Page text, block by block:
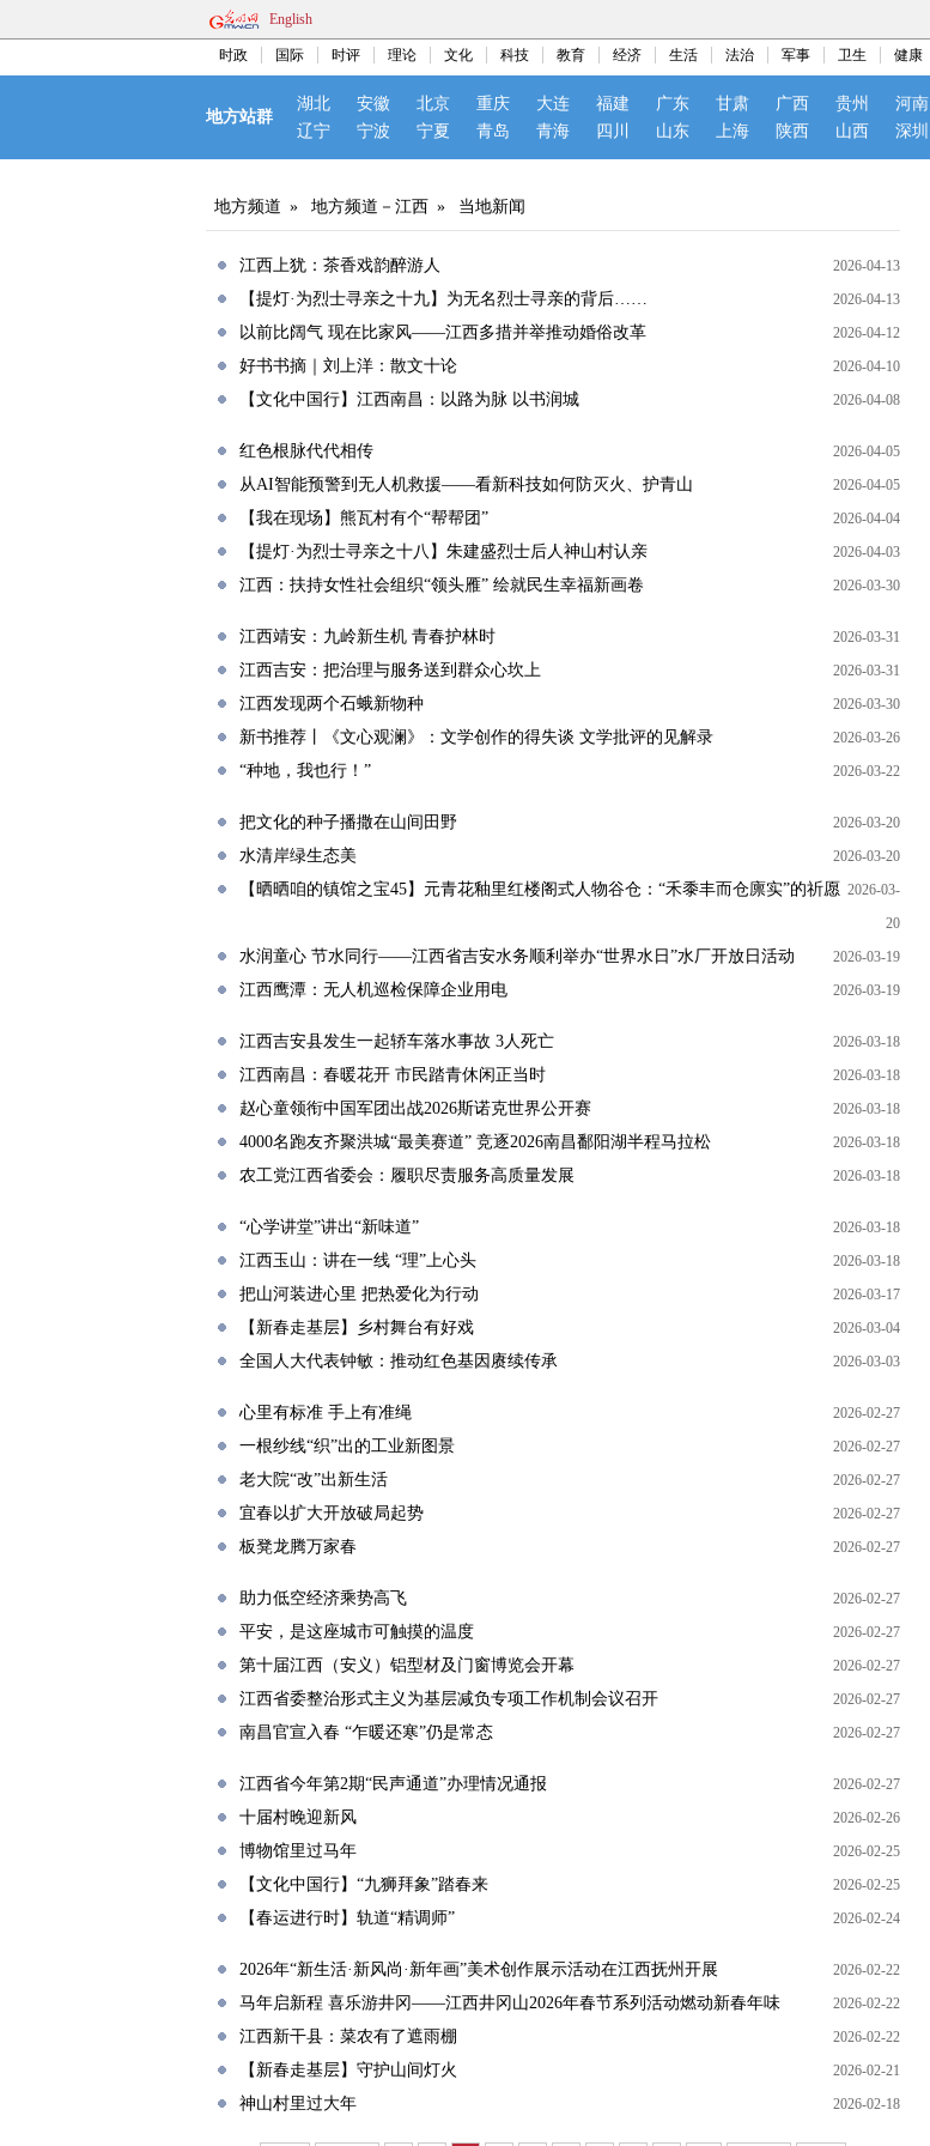
English
时政 国际 时评 理论 文化 科技 教育 经济 生活 法治 军事 卫生 健康
地方站群
湖北 安徽 北京 重庆 大连 福建 广东 甘肃 广西 贵州 河南
辽宁
宁波 宁夏 青岛 青海 四川 山东 上海 陕西 山西 深圳
地方频道 » 地方频道－江西 » 当地新闻
江西上犹：茶香戏韵醉游人 2026-04-13
【提灯·为烈士寻亲之十九】为无名烈士寻亲的背后…… 2026-04-13
以前比阔气 现在比家风——江西多措并举推动婚俗改革 2026-04-12
好书书摘｜刘上洋：散文十论 2026-04-10
【文化中国行】江西南昌：以路为脉 以书润城 2026-04-08
红色根脉代代相传 2026-04-05
从AI智能预警到无人机救援——看新科技如何防灭火、护青山 2026-04-05
【我在现场】熊瓦村有个“帮帮团” 2026-04-04
【提灯·为烈士寻亲之十八】朱建盛烈士后人神山村认亲 2026-04-03
江西：扶持女性社会组织“领头雁” 绘就民生幸福新画卷 2026-03-30
江西靖安：九岭新生机 青春护林时 2026-03-31
江西吉安：把治理与服务送到群众心坎上 2026-03-31
江西发现两个石蛾新物种 2026-03-30
新书推荐丨《文心观澜》：文学创作的得失谈 文学批评的见解录 2026-03-26
“种地，我也行！” 2026-03-22
把文化的种子播撒在山间田野 2026-03-20
水清岸绿生态美 2026-03-20
【晒晒咱的镇馆之宝45】元青花釉里红楼阁式人物谷仓：“禾黍丰而仓廪实”的祈愿 2026-03-
20
水润童心 节水同行——江西省吉安水务顺利举办“世界水日”水厂开放日活动 2026-03-19
江西鹰潭：无人机巡检保障企业用电 2026-03-19
江西吉安县发生一起轿车落水事故 3人死亡 2026-03-18
江西南昌：春暖花开 市民踏青休闲正当时 2026-03-18
赵心童领衔中国军团出战2026斯诺克世界公开赛 2026-03-18
4000名跑友齐聚洪城“最美赛道” 竞逐2026南昌鄱阳湖半程马拉松 2026-03-18
农工党江西省委会：履职尽责服务高质量发展 2026-03-18
“心学讲堂”讲出“新味道” 2026-03-18
江西玉山：讲在一线 “理”上心头 2026-03-18
把山河装进心里 把热爱化为行动 2026-03-17
【新春走基层】乡村舞台有好戏 2026-03-04
全国人大代表钟敏：推动红色基因赓续传承 2026-03-03
心里有标准 手上有准绳 2026-02-27
一根纱线“织”出的工业新图景 2026-02-27
老大院“改”出新生活 2026-02-27
宜春以扩大开放破局起势 2026-02-27
板凳龙腾万家春 2026-02-27
助力低空经济乘势高飞 2026-02-27
平安，是这座城市可触摸的温度 2026-02-27
第十届江西（安义）铝型材及门窗博览会开幕 2026-02-27
江西省委整治形式主义为基层减负专项工作机制会议召开 2026-02-27
南昌官宣入春 “乍暖还寒”仍是常态 2026-02-27
江西省今年第2期“民声通道”办理情况通报 2026-02-27
十届村晚迎新风 2026-02-26
博物馆里过马年 2026-02-25
【文化中国行】“九狮拜象”踏春来 2026-02-25
【春运进行时】轨道“精调师” 2026-02-24
2026年“新生活·新风尚·新年画”美术创作展示活动在江西抚州开展 2026-02-22
马年启新程 喜乐游井冈——江西井冈山2026年春节系列活动燃动新春年味 2026-02-22
江西新干县：菜农有了遮雨棚 2026-02-22
【新春走基层】守护山间灯火 2026-02-21
神山村里过大年 2026-02-18